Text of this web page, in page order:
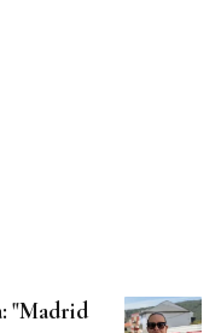
"Madrid